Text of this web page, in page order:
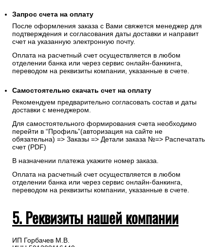
Запрос счета на оплату
После оформления заказа с Вами свяжется менеджер для
подтверждения и согласования даты доставки и направит
счет на указанную электронную почту.
Оплата на расчетный счет осуществляется в любом
отделении банка или через сервис онлайн-банкинга,
переводом на реквизиты компании, указанные в счете.
Самостоятельно скачать счет на оплату
Рекомендуем предварительно согласовать состав и даты
доставки с менеджером.
Для самостоятельного формирования счета необходимо
перейти в “Профиль”(авторизация на сайте не
обязательна) => Заказы => Детали заказа №=> Распечатать
счет (PDF)
В назначении платежа укажите номер заказа.
Оплата на расчетный счет осуществляется в любом
отделении банка или через сервис онлайн-банкинга,
переводом на реквизиты компании, указанные в счете.
5. Реквизиты нашей компании
ИП Горбачев М.В.